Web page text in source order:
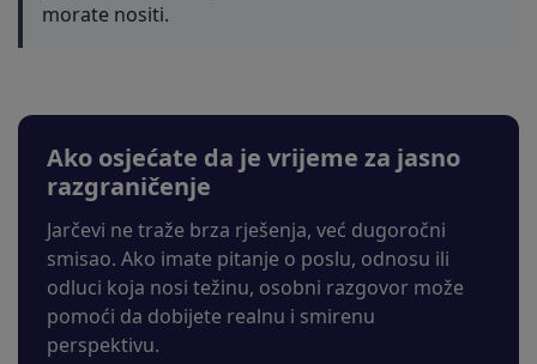
morate nositi.
Ako osjećate da je vrijeme za jasno
razgraničenje
Jarčevi ne traže brza rješenja, već dugoročni
smisao. Ako imate pitanje o poslu, odnosu ili
odluci koja nosi težinu, osobni razgovor može
pomoći da dobijete realnu i smirenu
perspektivu.